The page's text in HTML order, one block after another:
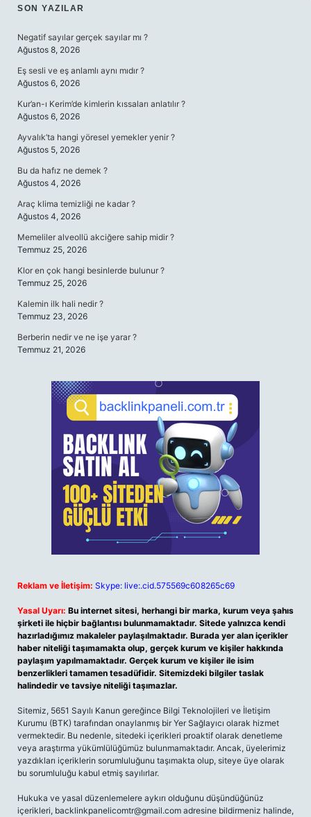
SIDEBAR
SON YAZILAR
Negatif sayılar gerçek sayılar mı ?
Ağustos 8, 2026
Eş sesli ve eş anlamlı aynı mıdır ?
Ağustos 6, 2026
Kur’an-ı Kerim’de kimlerin kıssaları anlatılır ?
Ağustos 6, 2026
Ayvalık’ta hangi yöresel yemekler yenir ?
Ağustos 5, 2026
Bu da hafız ne demek ?
Ağustos 4, 2026
Araç klima temizliği ne kadar ?
Ağustos 4, 2026
Memeliler alveollü akciğere sahip midir ?
Temmuz 25, 2026
Klor en çok hangi besinlerde bulunur ?
Temmuz 25, 2026
Kalemin ilk hali nedir ?
Temmuz 23, 2026
Berberin nedir ve ne işe yarar ?
Temmuz 21, 2026
Reklam ve İletişim: Skype: live:.cid.575569c608265c69
Yasal Uyarı: Bu internet sitesi, herhangi bir marka, kurum veya şahıs
şirketi ile hiçbir bağlantısı bulunmamaktadır. Sitede yalnızca kendi
hazırladığımız makaleler paylaşılmaktadır. Burada yer alan içerikler
haber niteliği taşımamakta olup, gerçek kurum ve kişiler hakkında
paylaşım yapılmamaktadır. Gerçek kurum ve kişiler ile isim
benzerlikleri tamamen tesadüfidir. Sitemizdeki bilgiler taslak
halindedir ve tavsiye niteliği taşımazlar.
Sitemiz, 5651 Sayılı Kanun gereğince Bilgi Teknolojileri ve İletişim
Kurumu (BTK) tarafından onaylanmış bir Yer Sağlayıcı olarak hizmet
vermektedir. Bu nedenle, sitedeki içerikleri proaktif olarak denetleme
veya araştırma yükümlülüğümüz bulunmamaktadır. Ancak, üyelerimiz
yazdıkları içeriklerin sorumluluğunu taşımakta olup, siteye üye olarak
bu sorumluluğu kabul etmiş sayılırlar.
Hukuka ve yasal düzenlemelere aykırı olduğunu düşündüğünüz
içerikleri, backlinkpanelicomtr@gmail.com adresine bildirmeniz halinde,